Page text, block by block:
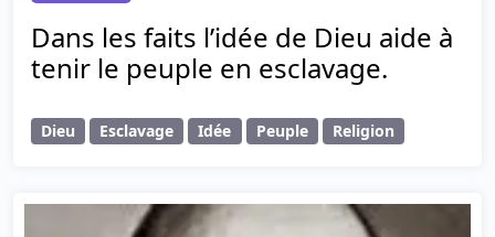
Dans les faits l’idée de Dieu aide à
tenir le peuple en esclavage.
Dieu Esclavage Idée Peuple Religion